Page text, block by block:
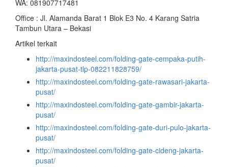
WA: 081907717481
Office : Jl. Alamanda Barat 1 Blok E3 No. 4 Karang Satria
Tambun Utara – Bekasi
Artikel terkait
http://maxindosteel.com/folding-gate-cempaka-putih-
jakarta-pusat-tlp-082211828759/
http://maxindosteel.com/folding-gate-rawasari-jakarta-
pusat/
http://maxindosteel.com/folding-gate-gambir-jakarta-
pusat/
http://maxindosteel.com/folding-gate-duri-pulo-jakarta-
pusat/
http://maxindosteel.com/folding-gate-cideng-jakarta-
pusat/